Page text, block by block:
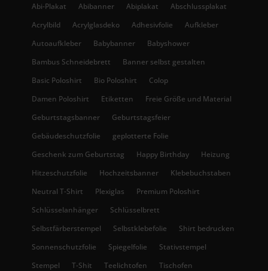
Abi-Plakat Abibanner Abiplakat
Abschlussplakat
Acrylbild
Acrylglasdeko Adhesivfolie
Aufkleber
Autoaufkleber
Babybanner
Babyshower
Bambus Schneidebrett
Banner selbst gestalten
Basic Poloshirt
Bio Poloshirt
Colop
Damen Poloshirt
Etiketten
Freie Größe und Material
Geburtstagsbanner
Geburtstagsfeier
Gebäudeschutzfolie
geplotterte Folie
Geschenk zum Geburtstag
Happy Birthday
Heizung
Hitzeschutzfolie
Hochzeitsbanner
Klebebuchstaben
Neutral T-Shirt
Plexiglas
Premium Poloshirt
Schlüsselanhänger
Schlüsselbrett
Selbstfärberstempel
Selbstklebefolie
Shirt bedrucken
Sonnenschutzfolie
Spiegelfolie
Stativstempel
Stempel
T-Shit Teelichtofen
Tischofen